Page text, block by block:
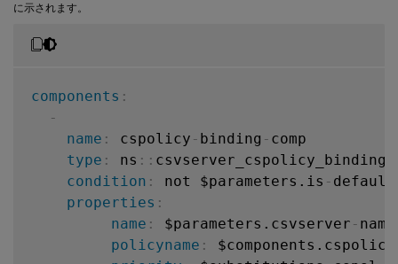
に示されます。
components :
-
name : cspolicy - binding - comp
type : ns : : csvserver_cspolicy_binding
condition : not $parameters.is - default
properties :
name : $parameters.csvserver - name
policyname : $components.cspolicy